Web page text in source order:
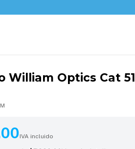
William Optics Cat 51
IVA incluido